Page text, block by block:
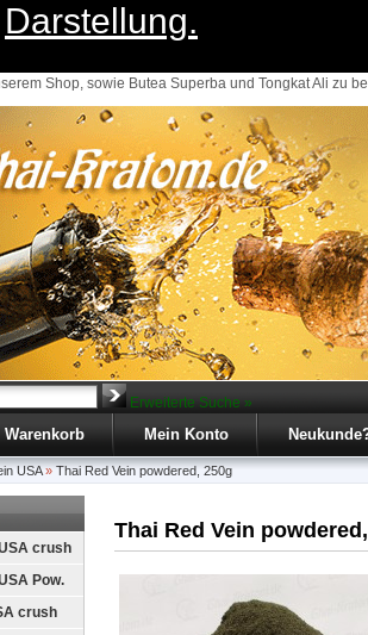
Darstellung.
Shop, sowie Butea Superba und Tongkat Ali zu
Erweiterte Suche »
Warenkorb Mein Konto
USA» Thai Red Vein powdered, 250g
crush
Pow.
crush
Thai Red Vein